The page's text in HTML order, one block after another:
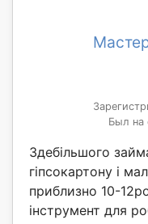
Был на
Здебільшого
гіпсокартону і
приблизно 10-
інструмент для